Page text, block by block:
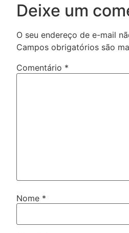
Deixe um
O seu endereço de e-mail
Campos obrigatórios são
Comentário *
Nome *